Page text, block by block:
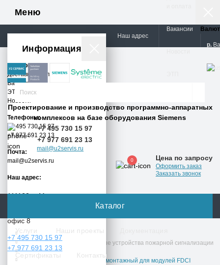
Меню
Информация
Информация
Доставка и оплата
Вакансии
ЭТП
Новости
Телефоны:
+7 495 730 15 97
+7 977 691 23 13
Почта:
mail@u2servis.ru
Наш адрес:
111123, г. Москва, ул.
офис 8
+7 495 730 15 97
+7 977 691 23 13
Наш адрес
Вакансии
р.
Проектирование и производство программно-аппаратных
комплексов на базе оборудования Siemens
+7 495 730 15 97
+7 977 691 23 13
mail@u2servis.ru
0 Цена по запросу
Оформить заказ
Заказать звонок
Каталог
Услуги Наши проекты
Сертификаты Контакты
Противопожарные системы
Извещатели и периферийные устройства пожарной сигнализации
Siemens
FDCM291 (арт.): Кронштейн монтажный для модулей FDCI